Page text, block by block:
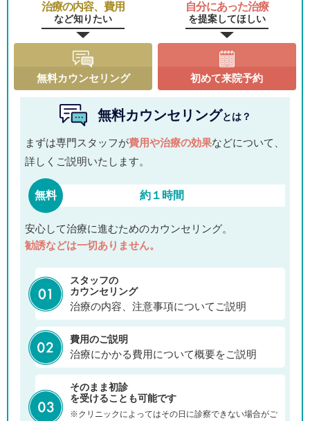
治療の内容、費用
など知りたい
自分にあった治療
を提案してほしい
無料カウンセリング 初めて来院予約
無料カウンセリングとは？
まずは専門スタッフが費用や治療の効果などについて、
詳しくご説明いたします。
無料 約１時間
安心して治療に進むためのカウンセリング。
勧誘などは一切ありません。
スタッフの
カウンセリング
治療の内容、注意事項についてご説明
費用のご説明
治療にかかる費用について概要をご説明
そのまま初診
を受けることも可能です
※クリニックによってはその日に診察できない場合がご